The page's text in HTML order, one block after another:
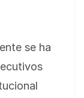
se ha